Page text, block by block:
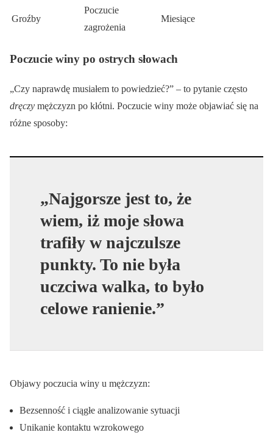
Groźby
Poczucie
zagrożenia
Miesiące
Poczucie winy po ostrych słowach
„Czy naprawdę musiałem to powiedzieć?” – to pytanie często
dręczy mężczyzn po kłótni. Poczucie winy może objawiać się na
różne sposoby:
„Najgorsze jest to, że
wiem, iż moje słowa
trafiły w najczulsze
punkty. To nie była
uczciwa walka, to było
celowe ranienie.”
Objawy poczucia winy u mężczyzn:
Bezsenność i ciągłe analizowanie sytuacji
Unikanie kontaktu wzrokowego